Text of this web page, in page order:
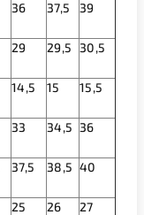
36 37,5 39
29 29,5 30,5
14,5 15 15,5
33 34,5 36
37,5 38,5 40
25 26 27